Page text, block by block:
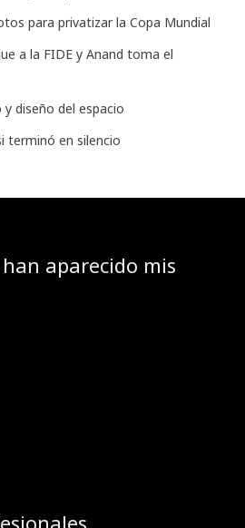
para privatizar la Copa Mundial
a la FIDE y Anand toma el
diseño del espacio
terminó en silencio
aparecido mis